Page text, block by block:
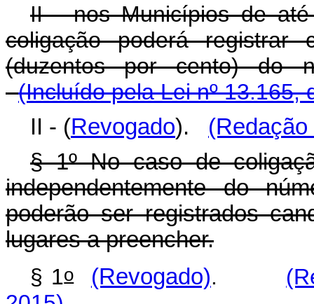
II - nos Municípios de
coligação poderá
(duzentos por cento) do
(Incluído pela Lei nº 13.165,
II - (Revogado).
(Redação
§ 1º No caso de
independentemente do
poderão ser registrados
lugares a preencher.
§ 1o (Revogado).